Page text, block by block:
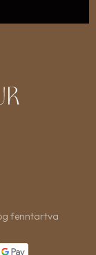
fenntartva